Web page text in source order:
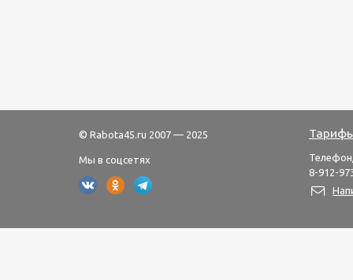
© Rabota45.ru 2007 — 2025
Мы в соцсетях
8-912-